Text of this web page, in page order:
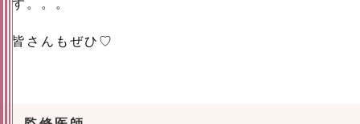
す。。。
皆さんもぜひ♡